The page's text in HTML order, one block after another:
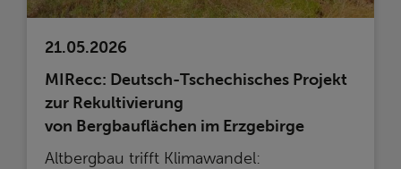
21.05.2026
MIRecc: Deutsch-Tschechisches Projekt
zur Rekultivierung
von Bergbauflächen im Erzgebirge
Altbergbau trifft Klimawandel: